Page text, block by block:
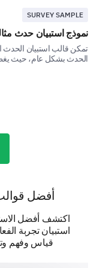
in workshops
and exhibits
seating, etc.)
with our
will help
future festivals.
of our festival
10 (Excellent).
seating, etc.)
SURVEY SAMPLE
نموذج استبيان حدث
تمكن قالب استبيان
الحدث بشكل عام، حيث
أفضل
اكتشف أفضل
استبيان تجربة
قياس وفهم